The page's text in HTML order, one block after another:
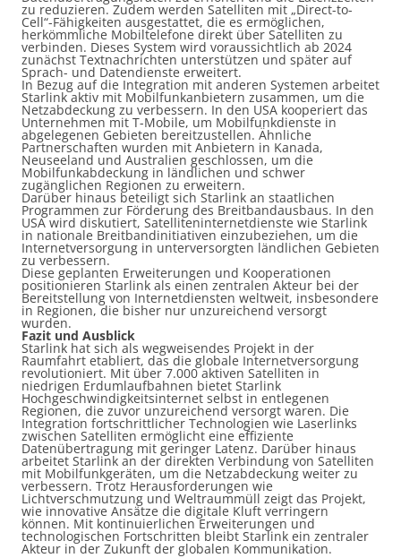
zu reduzieren. Zudem werden Satelliten mit „Direct-to-
Cell“-Fähigkeiten ausgestattet, die es ermöglichen,
herkömmliche Mobiltelefone direkt über Satelliten zu
verbinden. Dieses System wird voraussichtlich ab 2024
zunächst Textnachrichten unterstützen und später auf
Sprach- und Datendienste erweitert.
In Bezug auf die Integration mit anderen Systemen arbeitet
Starlink aktiv mit Mobilfunkanbietern zusammen, um die
Netzabdeckung zu verbessern. In den USA kooperiert das
Unternehmen mit T-Mobile, um Mobilfunkdienste in
abgelegenen Gebieten bereitzustellen. Ähnliche
Partnerschaften wurden mit Anbietern in Kanada,
Neuseeland und Australien geschlossen, um die
Mobilfunkabdeckung in ländlichen und schwer
zugänglichen Regionen zu erweitern.
Darüber hinaus beteiligt sich Starlink an staatlichen
Programmen zur Förderung des Breitbandausbaus. In den
USA wird diskutiert, Satelliteninternetdienste wie Starlink
in nationale Breitbandinitiativen einzubeziehen, um die
Internetversorgung in unterversorgten ländlichen Gebieten
zu verbessern.
Diese geplanten Erweiterungen und Kooperationen
positionieren Starlink als einen zentralen Akteur bei der
Bereitstellung von Internetdiensten weltweit, insbesondere
in Regionen, die bisher nur unzureichend versorgt
wurden.
Fazit und Ausblick
Starlink hat sich als wegweisendes Projekt in der
Raumfahrt etabliert, das die globale Internetversorgung
revolutioniert. Mit über 7.000 aktiven Satelliten in
niedrigen Erdumlaufbahnen bietet Starlink
Hochgeschwindigkeitsinternet selbst in entlegenen
Regionen, die zuvor unzureichend versorgt waren. Die
Integration fortschrittlicher Technologien wie Laserlinks
zwischen Satelliten ermöglicht eine effiziente
Datenübertragung mit geringer Latenz. Darüber hinaus
arbeitet Starlink an der direkten Verbindung von Satelliten
mit Mobilfunkgeräten, um die Netzabdeckung weiter zu
verbessern. Trotz Herausforderungen wie
Lichtverschmutzung und Weltraummüll zeigt das Projekt,
wie innovative Ansätze die digitale Kluft verringern
können. Mit kontinuierlichen Erweiterungen und
technologischen Fortschritten bleibt Starlink ein zentraler
Akteur in der Zukunft der globalen Kommunikation.